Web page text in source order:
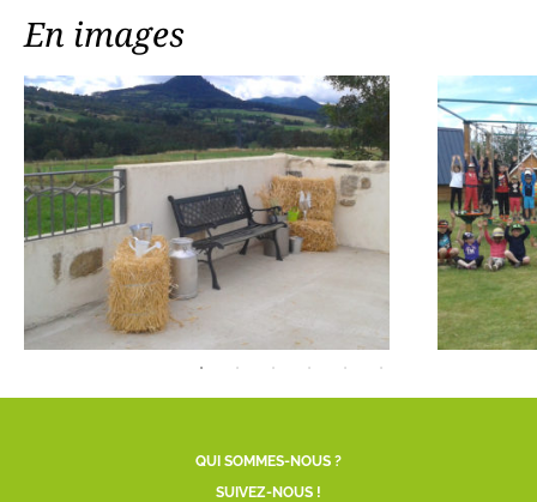
En images
QUI SOMMES-NOUS ?
SUIVEZ-NOUS !